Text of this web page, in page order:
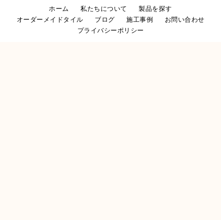
ホーム 私たちについて
製品を探す
オーダーメイドタイル
ブログ 施工事例
お問い合わせ
プライバシーポリシー